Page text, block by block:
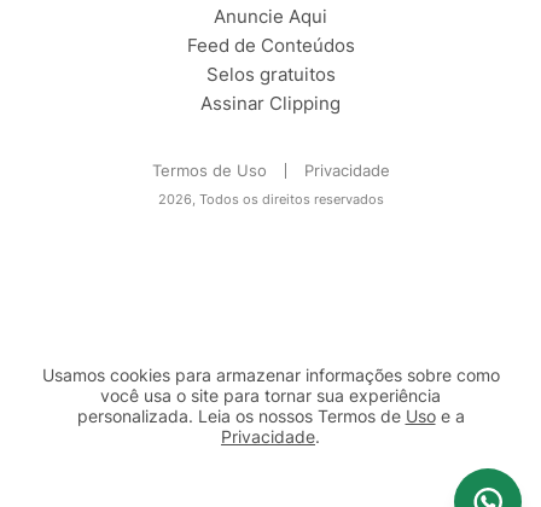
Anuncie Aqui
Feed de Conteúdos
Selos gratuitos
Assinar Clipping
Termos de Uso Privacidade
2026, Todos os direitos reservados
Usamos cookies para armazenar informações sobre como
você usa o site para tornar sua experiência
personalizada. Leia os nossos Termos de Usoe a
Privacidade.